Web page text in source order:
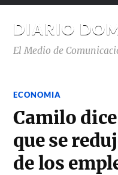
DIARIO
El Medio de
ECONOMIA
Camilo
que se
de los